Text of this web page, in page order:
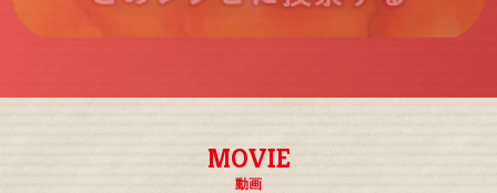
MOVIE
動画